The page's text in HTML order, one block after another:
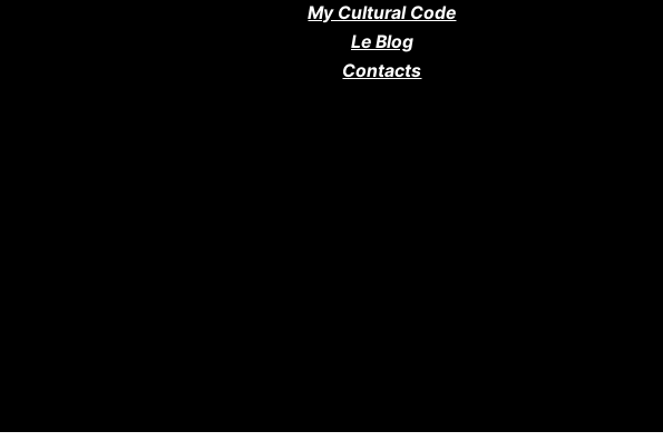
My Cultural Code
Le Blog
Contacts